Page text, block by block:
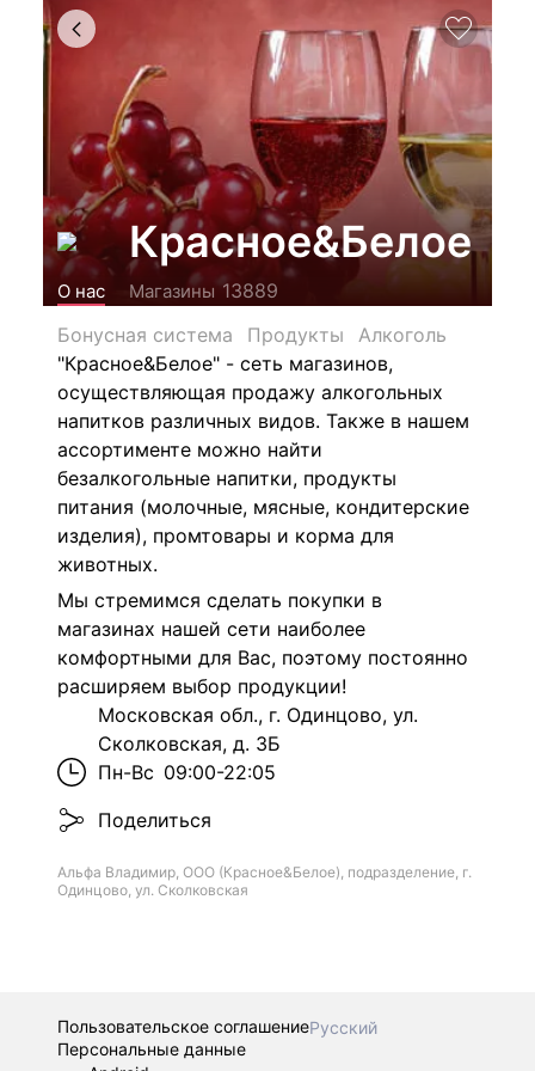
Красное&Белое
О нас Магазины 13889
Бонусная система
Продукты
Алкоголь
"Красное&Белое" - сеть магазинов,
осуществляющая продажу алкогольных
напитков различных видов. Также в нашем
ассортименте можно найти
безалкогольные напитки, продукты
питания (молочные, мясные, кондитерские
изделия), промтовары и корма для
животных.
Мы стремимся сделать покупки в
магазинах нашей сети наиболее
комфортными для Вас, поэтому постоянно
расширяем выбор продукции!
Московская обл., г. Одинцово, ул.
Сколковская, д. 3Б
Пн-Вс 09:00-22:05
Поделиться
Альфа Владимир, ООО (Красное&Белое), подразделение, г.
Одинцово, ул. Сколковская
Пользовательское соглашениеРусский
Персональные данные